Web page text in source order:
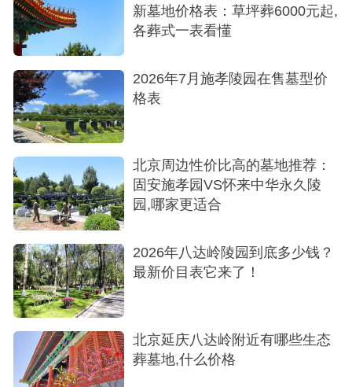
新墓地价格表：草坪葬6000元起,
各葬式一表看懂
2026年7月施孝陵园在售墓型价
格表
北京周边性价比高的墓地推荐：
固安施孝园VS怀来中华永久陵
园,哪家更适合
2026年八达岭陵园到底多少钱？
最新价目表它来了！
北京延庆八达岭附近有哪些生态
葬墓地,什么价格